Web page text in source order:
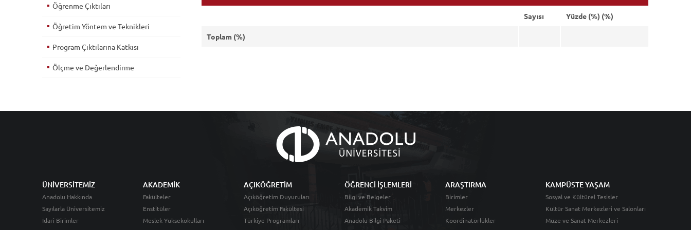
Sayısı Yüzde (%) (%)
Toplam (%)
Öğrenme Çıktıları
Öğretim Yöntem ve Teknikleri
Program Çıktılarına Katkısı
Ölçme ve Değerlendirme
ÜNİVERSİTEMİZ
Anadolu Hakkında
Sayılarla Üniversitemiz
İdari Birimler
AKADEMİK
Fakülteler
Enstitüler
Meslek Yüksekokulları
AÇIKÖĞRETİM
Açıköğretim Duyuruları
Açıköğretim Fakültesi
Türkiye Programları
ÖĞRENCİ İŞLEMLERİ
Bilgi ve Belgeler
Akademik Takvim
Anadolu Bilgi Paketi
ARAŞTIRMA
Birimler
Merkezler
Koordinatörlükler
KAMPÜSTE YAŞAM
Sosyal ve Kültürel Tesisler
Kültür Sanat Merkezleri ve Salonları
Müze ve Sanat Merkezleri